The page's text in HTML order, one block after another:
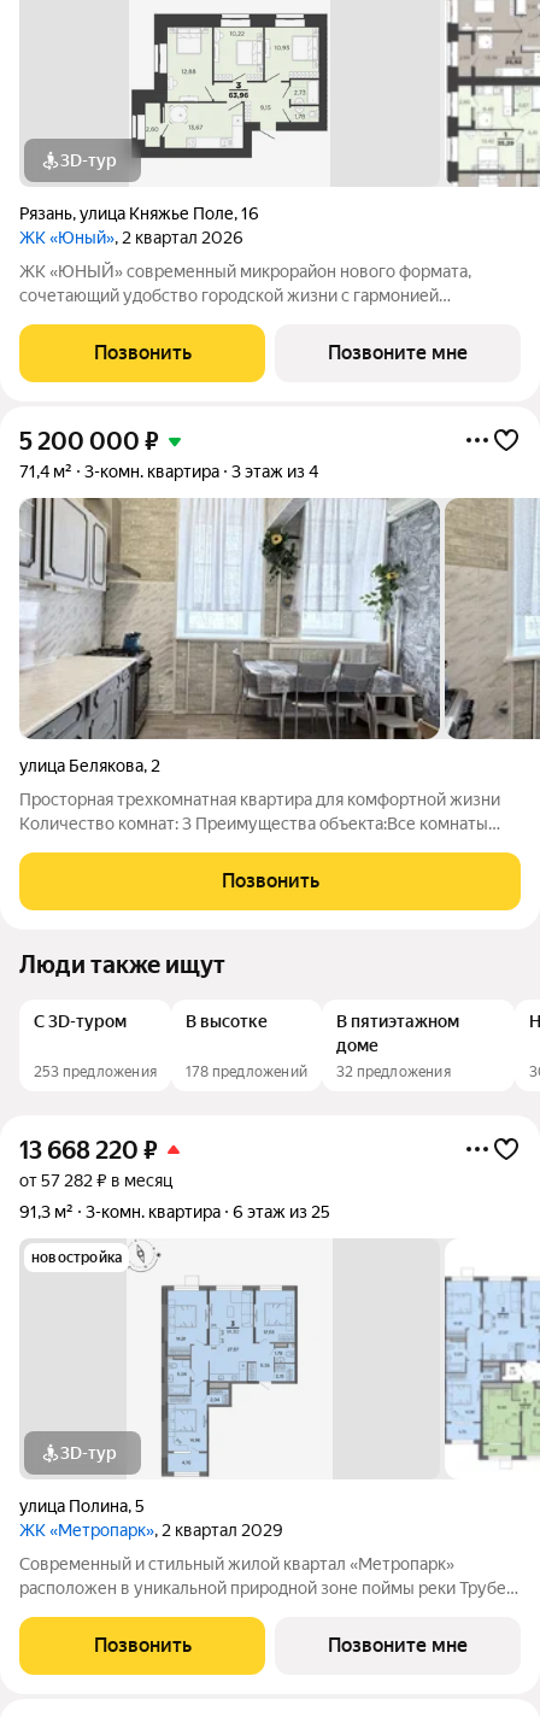
3D-тур
Рязань,улица Княжье Поле,16
ЖК «Юный», 2 квартал 2026
ЖК «ЮНЫЙ» современный микрорайон нового формата,
сочетающий удобство городской жизни с гармонией
дома, детский сад, просторный внутренний двор с зелеными
насаждениями, спортивными площадками,
Позвонить Позвоните мне
5 200 000 ₽
71,4 м² 3-комн. квартира 3 этаж из 4
улица Белякова, 2
Просторная трехкомнатная квартира для комфортной жизни
Количество комнат: 3 Преимущества объекта:Все комнаты
каждого члена семьи Раздельный санузел дополнительное
удобство для большой семьи
Позвонить
Люди также ищут
С 3D-туром
253 предложения
В высотке
178 предложений
В пятиэтажном
доме
32 предложения
13 668 220 ₽
от 57 282 ₽ в месяц
91,3 м²
3-комн. квартира 6 этаж из 25
новостройка
3D-тур
улица Полина,5
ЖК «Метропарк», 2 квартал 2029
Современный и стильный жилой квартал «Метропарк»
расположен в уникальной природной зоне поймы реки Трубеж
40га. Преимуществами ЖК «Метропарк» являются
собственный парк 20га, набережная, развитая
Позвонить Позвоните мне